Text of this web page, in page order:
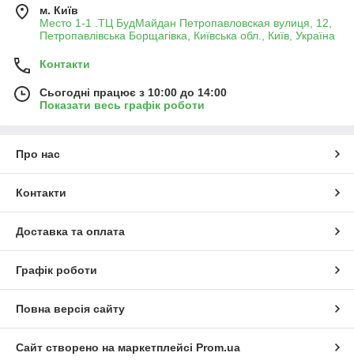
м. Київ
Место 1-1 .ТЦ БудМайдан Петропавловская вулиця, 12,
Петропавлівська Борщагівка, Київська обл., Київ, Україна
Контакти
Сьогодні працює з 10:00 до 14:00
Показати весь графік роботи
Про нас
Контакти
Доставка та оплата
Графік роботи
Повна версія сайту
Сайт створено на маркетплейсі Prom.ua